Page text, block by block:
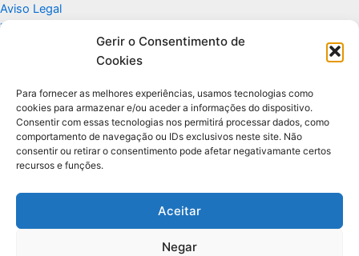
Gerir o Consentimento de
Cookies
Para fornecer as melhores experiências, usamos tecnologias como
cookies para armazenar e/ou aceder a informações do dispositivo.
Consentir com essas tecnologias nos permitirá processar dados, como
comportamento de navegação ou IDs exclusivos neste site. Não
consentir ou retirar o consentimento pode afetar negativamante certos
recursos e funções.
Aceitar
Negar
Aviso Legal
Termos de Uso
Politicas de Privacidade e Cookies
Apoio
Glossário de Tecnologia
Portal editorial independente sobre tecnologia, PC Gamer e guias